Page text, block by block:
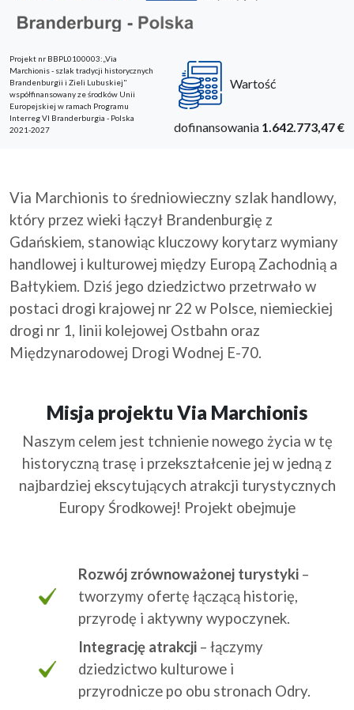
Projekt nr BBPL0100003:„Via
Marchionis - szlak tradycji historycznych
Brandenburgii i Zieli Lubuskiej"
współfinansowany ze środków Unii
Europejskiej w ramach Programu
Interreg VI Branderburgia - Polska
2021-2027
Wartość
dofinansowania 1.642.773,47 €
Via Marchionis to średniowieczny szlak handlowy,
który przez wieki łączył Brandenburgię z
Gdańskiem, stanowiąc kluczowy korytarz wymiany
handlowej i kulturowej między Europą Zachodnią a
Bałtykiem. Dziś jego dziedzictwo przetrwało w
postaci drogi krajowej nr 22 w Polsce, niemieckiej
drogi nr 1, linii kolejowej Ostbahn oraz
Międzynarodowej Drogi Wodnej E-70.
Misja projektu Via Marchionis
Naszym celem jest tchnienie nowego życia w tę
historyczną trasę i przekształcenie jej w jedną z
najbardziej ekscytujących atrakcji turystycznych
Europy Środkowej! Projekt obejmuje
Rozwój zrównoważonej turystyki –
tworzymy ofertę łączącą historię,
przyrodę i aktywny wypoczynek.
Integrację atrakcji – łączymy
dziedzictwo kulturowe i
przyrodnicze po obu stronach Odry.